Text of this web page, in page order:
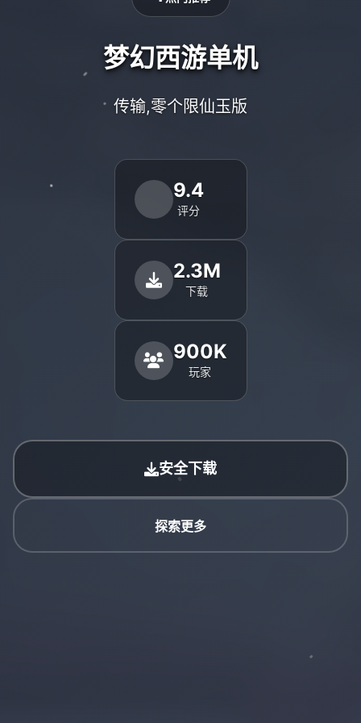
梦幻西游单机
传输,零个限仙玉版
9.4
评分
2.3M
下载
900K
玩家
安全下载
探索更多